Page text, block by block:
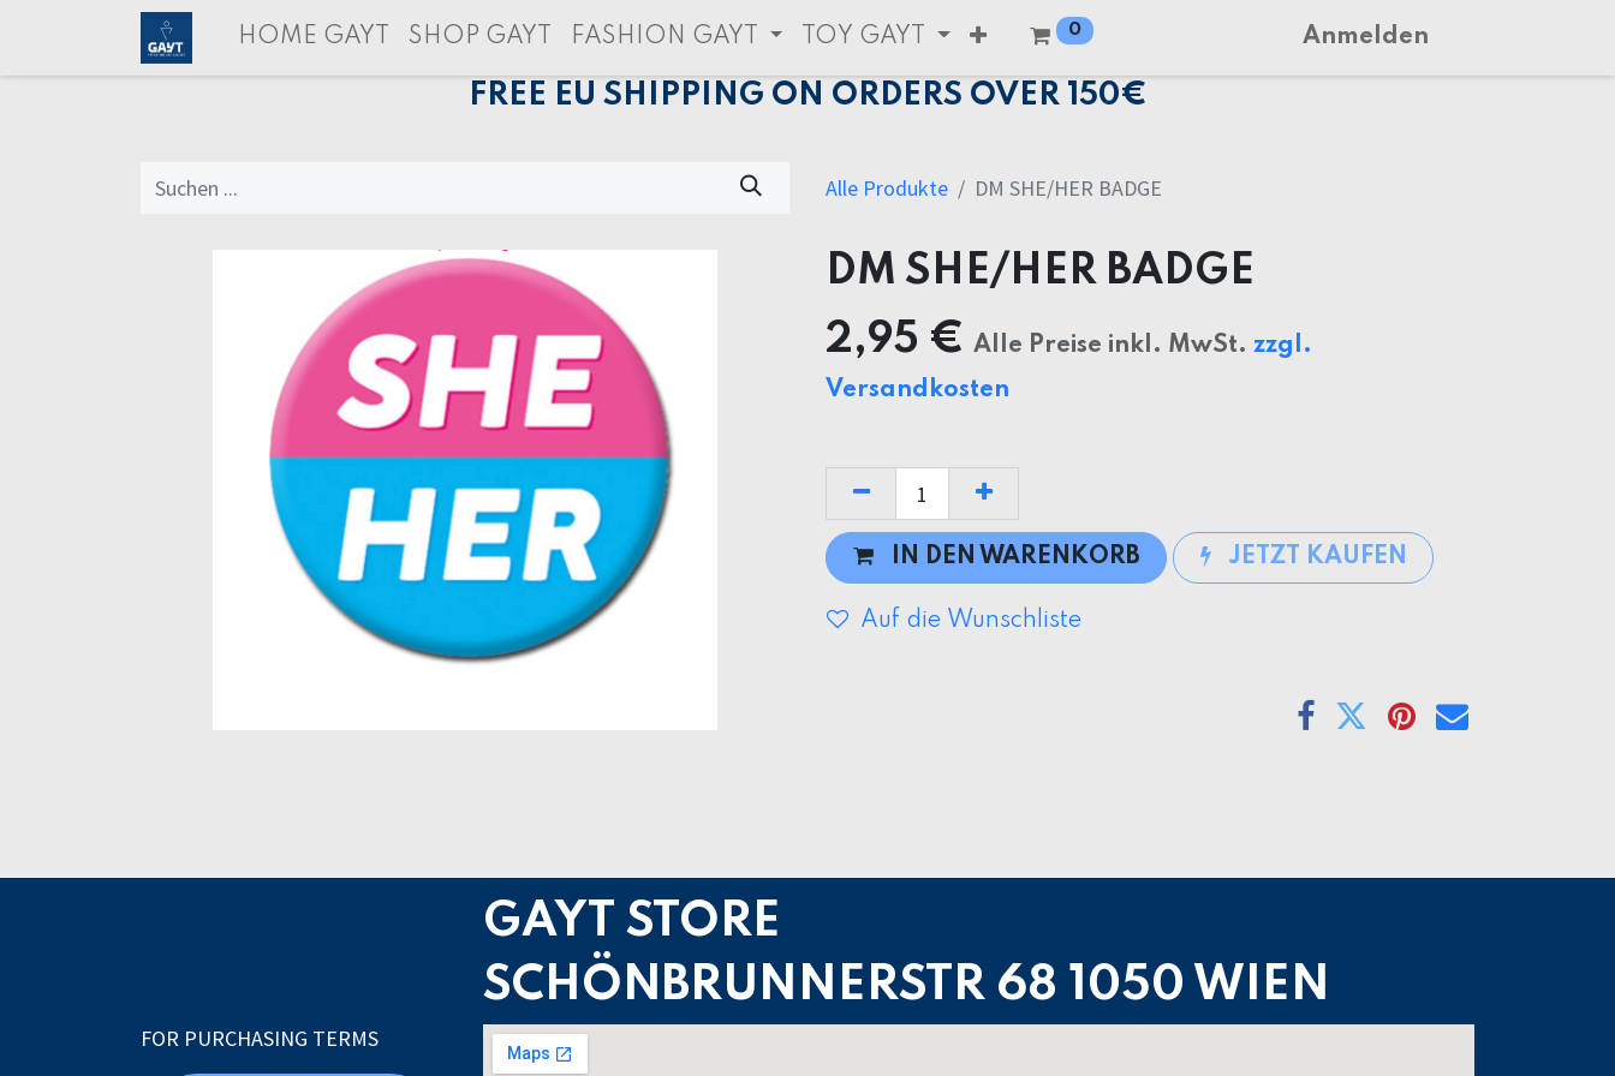
HOME GAYT SHOP GAYT FASHION GAYT TOY GAYT 0 Anmelden
FREE EU SHIPPING ON ORDERS OVER 150€
Alle Produkte DM SHE/HER BADGE
DM SHE/HER BADGE
2,95 € Alle Preise inkl. MwSt. zzgl.
Versandkosten
IN DEN WARENKORB JETZT KAUFEN
Auf die Wunschliste
FOR PURCHASING TERMS
GAYT STORE
SCHÖNBRUNNERSTR 68 1050 WIEN